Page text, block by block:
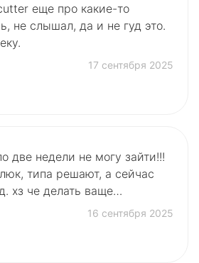
еще про какие-то
не слышал, да и не гуд это.
17 сентября 2025
две недели не могу зайти!!!
типа решают, а сейчас
хз че делать ваще…
16 сентября 2025